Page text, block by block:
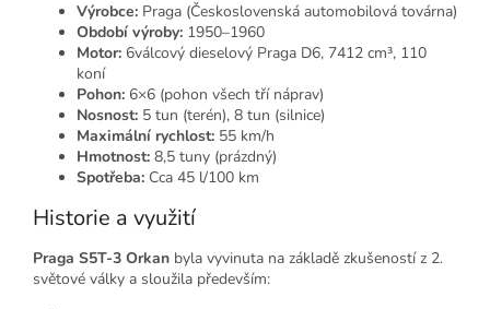
Výrobce: Praga (Československá automobilová továrna)
Období výroby: 1950–1960
Motor: 6válcový dieselový Praga D6, 7412 cm³, 110
koní
Pohon: 6×6 (pohon všech tří náprav)
Nosnost: 5 tun (terén), 8 tun (silnice)
Maximální rychlost: 55 km/h
Hmotnost: 8,5 tuny (prázdný)
Spotřeba: Cca 45 l/100 km
Historie a využití
Praga S5T-3 Orkan byla vyvinuta na základě zkušeností z 2.
světové války a sloužila především: